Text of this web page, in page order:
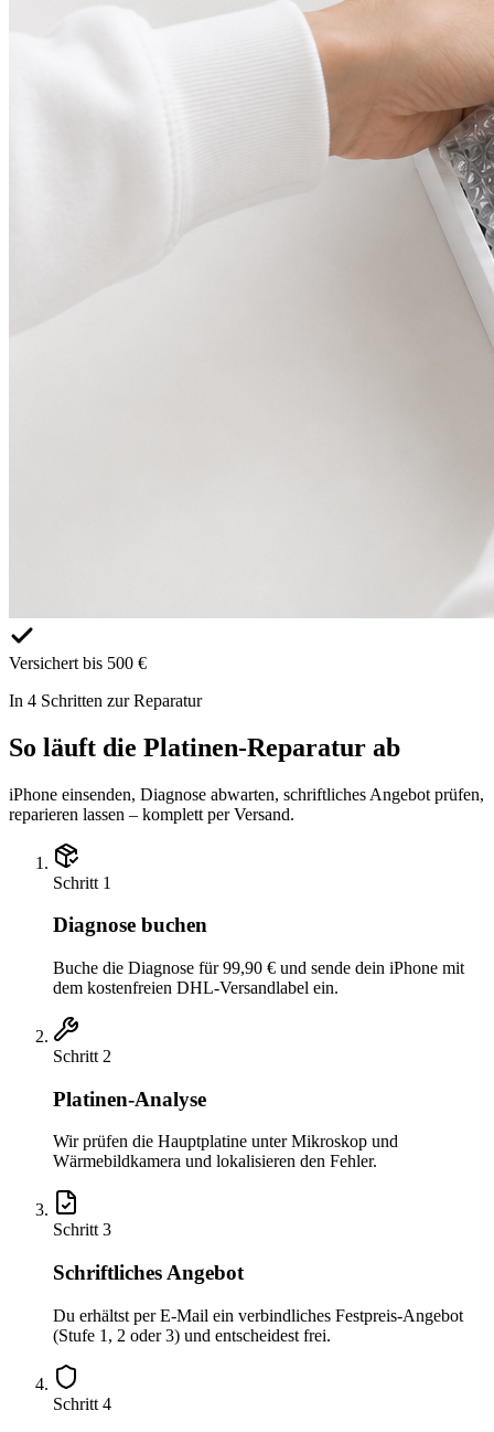
Versichert bis 500 €
In 4 Schritten zur Reparatur
So läuft die Platinen-Reparatur ab
iPhone einsenden, Diagnose abwarten, schriftliches Angebot prüfen,
reparieren lassen – komplett per Versand.
Schritt 1
Diagnose buchen
Buche die Diagnose für 99,90 € und sende dein iPhone mit
dem kostenfreien DHL-Versandlabel ein.
Schritt 2
Platinen-Analyse
Wir prüfen die Hauptplatine unter Mikroskop und
Wärmebildkamera und lokalisieren den Fehler.
Schritt3
Schriftliches Angebot
Du erhältst per E-Mail ein verbindliches Festpreis-Angebot
(Stufe 1, 2 oder 3) und entscheidest frei.
Schritt 4